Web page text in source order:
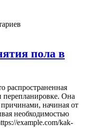
пола в
распространенная
перепланировке. Она
начиная от
необходимостью
example.com/kak-